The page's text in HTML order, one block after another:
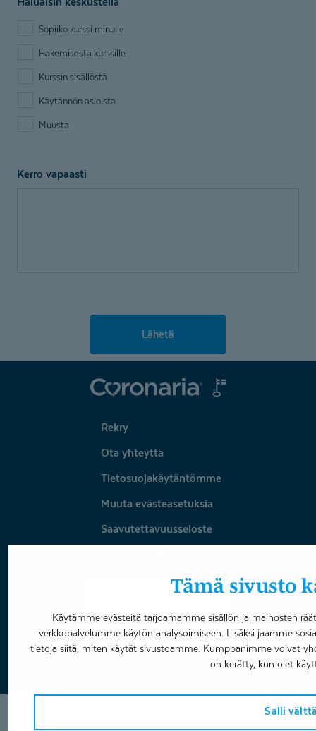
Tämä sivusto
Käytämme evästeitä tarjoamamme sisällön ja mainosten
verkkopalvelumme käytön analysoimiseen. Lisäksi jaamme
tietoja siitä, miten käytät sivustoamme. Kumppanimme voivat
on kerätty, kun olet
Salli
Sopiiko kurssi minulle
Hakemisesta kurssille
Kurssin sisällöstä
Käytännön asioista
Muusta
Kerro vapaasti
Lähetä
Coronaria
Rekry
Ota yhteyttä
Tietosuojakäytäntömme
Muuta evästeasetuksia
Saavutettavuusseloste
Varaa aika
FacebookLinkedInYoutubeInstagram